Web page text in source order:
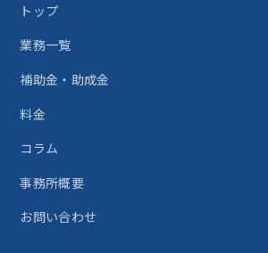
トップ
業務一覧
補助金・助成金
料金
コラム
事務所概要
お問い合わせ